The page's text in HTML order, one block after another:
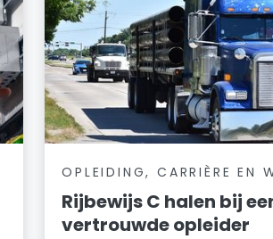
OPLEIDING, CARRIÈRE EN
Rijbewijs C halen bij
vertrouwde opleider